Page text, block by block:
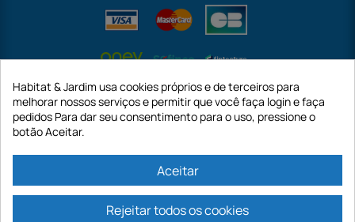
Habitat & Jardim usa cookies próprios e de terceiros para
melhorar nossos serviços e permitir que você faça login e faça
pedidos Para dar seu consentimento para o uso, pressione o
botão Aceitar.
Aceitar
Rejeitar todos os cookies